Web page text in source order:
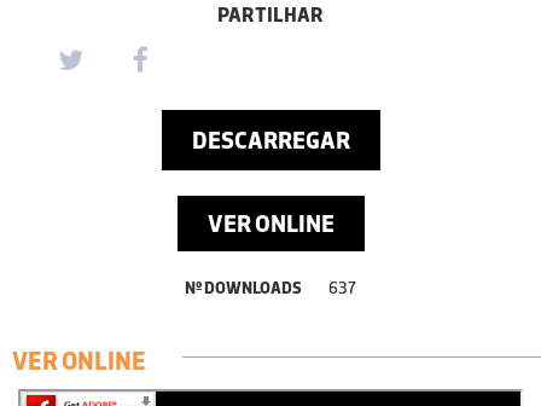
PARTILHAR
DESCARREGAR
VER ONLINE
Nº DOWNLOADS 637
VER ONLINE